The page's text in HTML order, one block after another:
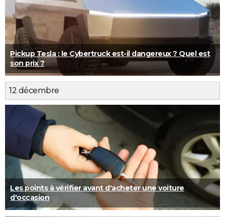
Pickup Tesla : le Cybertruck est-il dangereux ? Quel est
son prix ?
12 décembre
Les points à vérifier avant d'acheter une voiture
d'occasion